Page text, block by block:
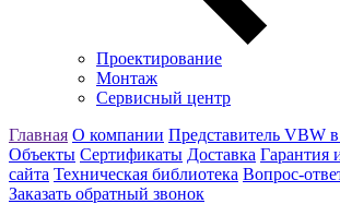
Проектирование
Монтаж
Сервисный центр
Главная О компании Представитель VBW
Объекты Сертификаты Доставка Гарантия
сайта Техническая библиотека Вопрос-
Заказать обратный звонок